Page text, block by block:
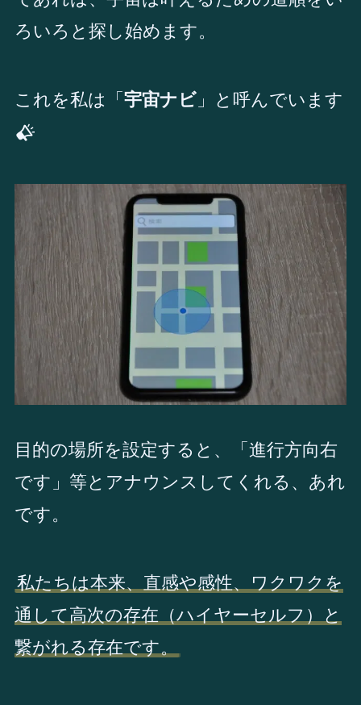
ろいろと探し始めます。
これを私は「 宇宙ナビ」と呼んでいます
目的の場所を設定すると、「進行方向右
です」等とアナウンスしてくれる、あれ
です。
私たちは本来、直感や感性、ワクワクを
通して高次の存在（ハイヤーセルフ）と
繋がれる存在です。